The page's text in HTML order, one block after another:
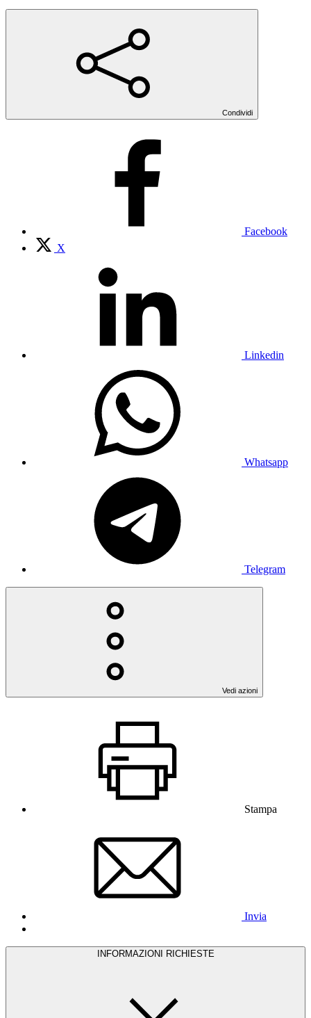
Condividi
Facebook
X
Linkedin
Whatsapp
Telegram
Vedi azioni
Stampa
Invia
INFORMAZIONI RICHIESTE